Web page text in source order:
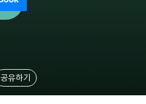
공유하기